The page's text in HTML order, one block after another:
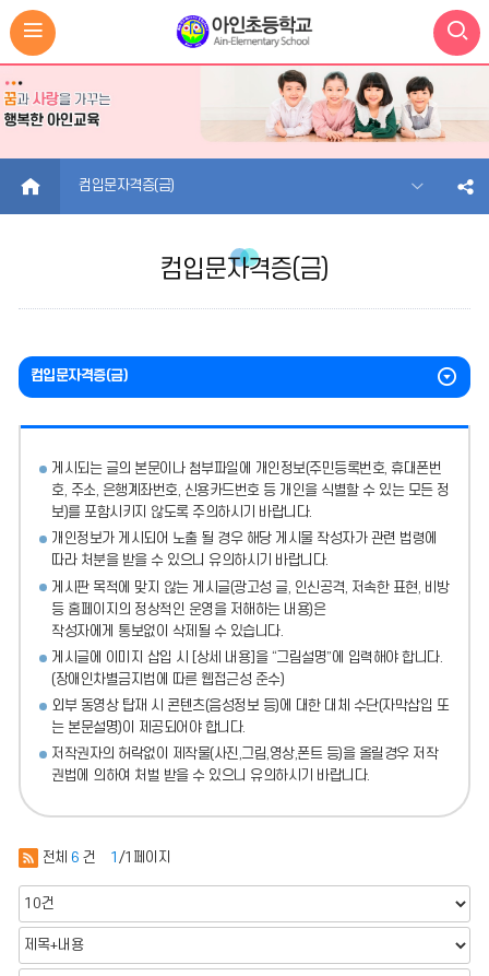
HOME 컴입문자격증(금)
컴입문자격증(금)
컴입문자격증(금)
게시되는 글의 본문이나 첨부파일에
개인정보(주민등록번호, 휴대폰번
호, 주소, 은행계좌번호, 신용카드번호 등 개인을 식별할 수 있는 모든 정
보)를 포함시키지 않도록 주의하시기 바랍니다.
개인정보가 게시되어 노출 될 경우 해당 게시물 작성자가 관련 법령에
따라 처분을 받을 수 있으니 유의하시기 바랍니다.
게시판 목적에 맞지 않는 게시글(광고성 글, 인신공격, 저속한 표현, 비방
등 홈페이지의 정상적인 운영을 저해하는 내용)은
작성자에게 통보없이 삭제될 수 있습니다.
게시글에 이미지 삽입 시 [상세 내용]을 “그림설명”에 입력해야 합니다.
(장애인차별금지법에 따른 웹접근성 준수)
외부 동영상 탑재 시 콘텐츠(음성정보 등)에 대한 대체 수단(자막삽입 또
는 본문설명)이 제공되어야 합니다.
저작권자의 허락없이 제작물(사진,그림,영상,폰트 등)을 올릴경우 저작
권법에 의하여 처벌 받을 수 있으니 유의하시기 바랍니다.
전체 6 건 1 /1페이지